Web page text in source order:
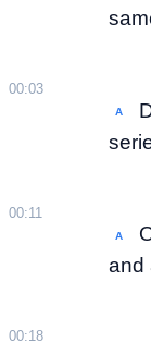
00:03
A
00:11
A
and
00:18